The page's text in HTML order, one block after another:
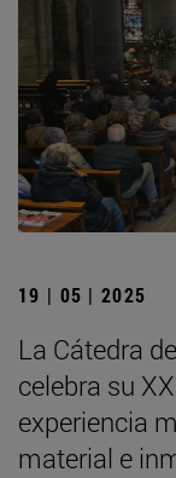
19 | 05 | 2025
La Cátedra
celebra su
experiencia
material e